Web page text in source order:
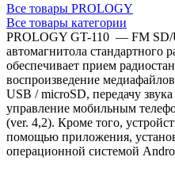
Все товары PROLOGY
Все товары категории
PROLOGY GT-110 — FM SD/
автомагнитола стандартного
обеспечивает прием
воспроизведение
USB / microSD, передачу
управление мобильным
(ver. 4,2). Кроме того,
помощью приложения,
операционной системой